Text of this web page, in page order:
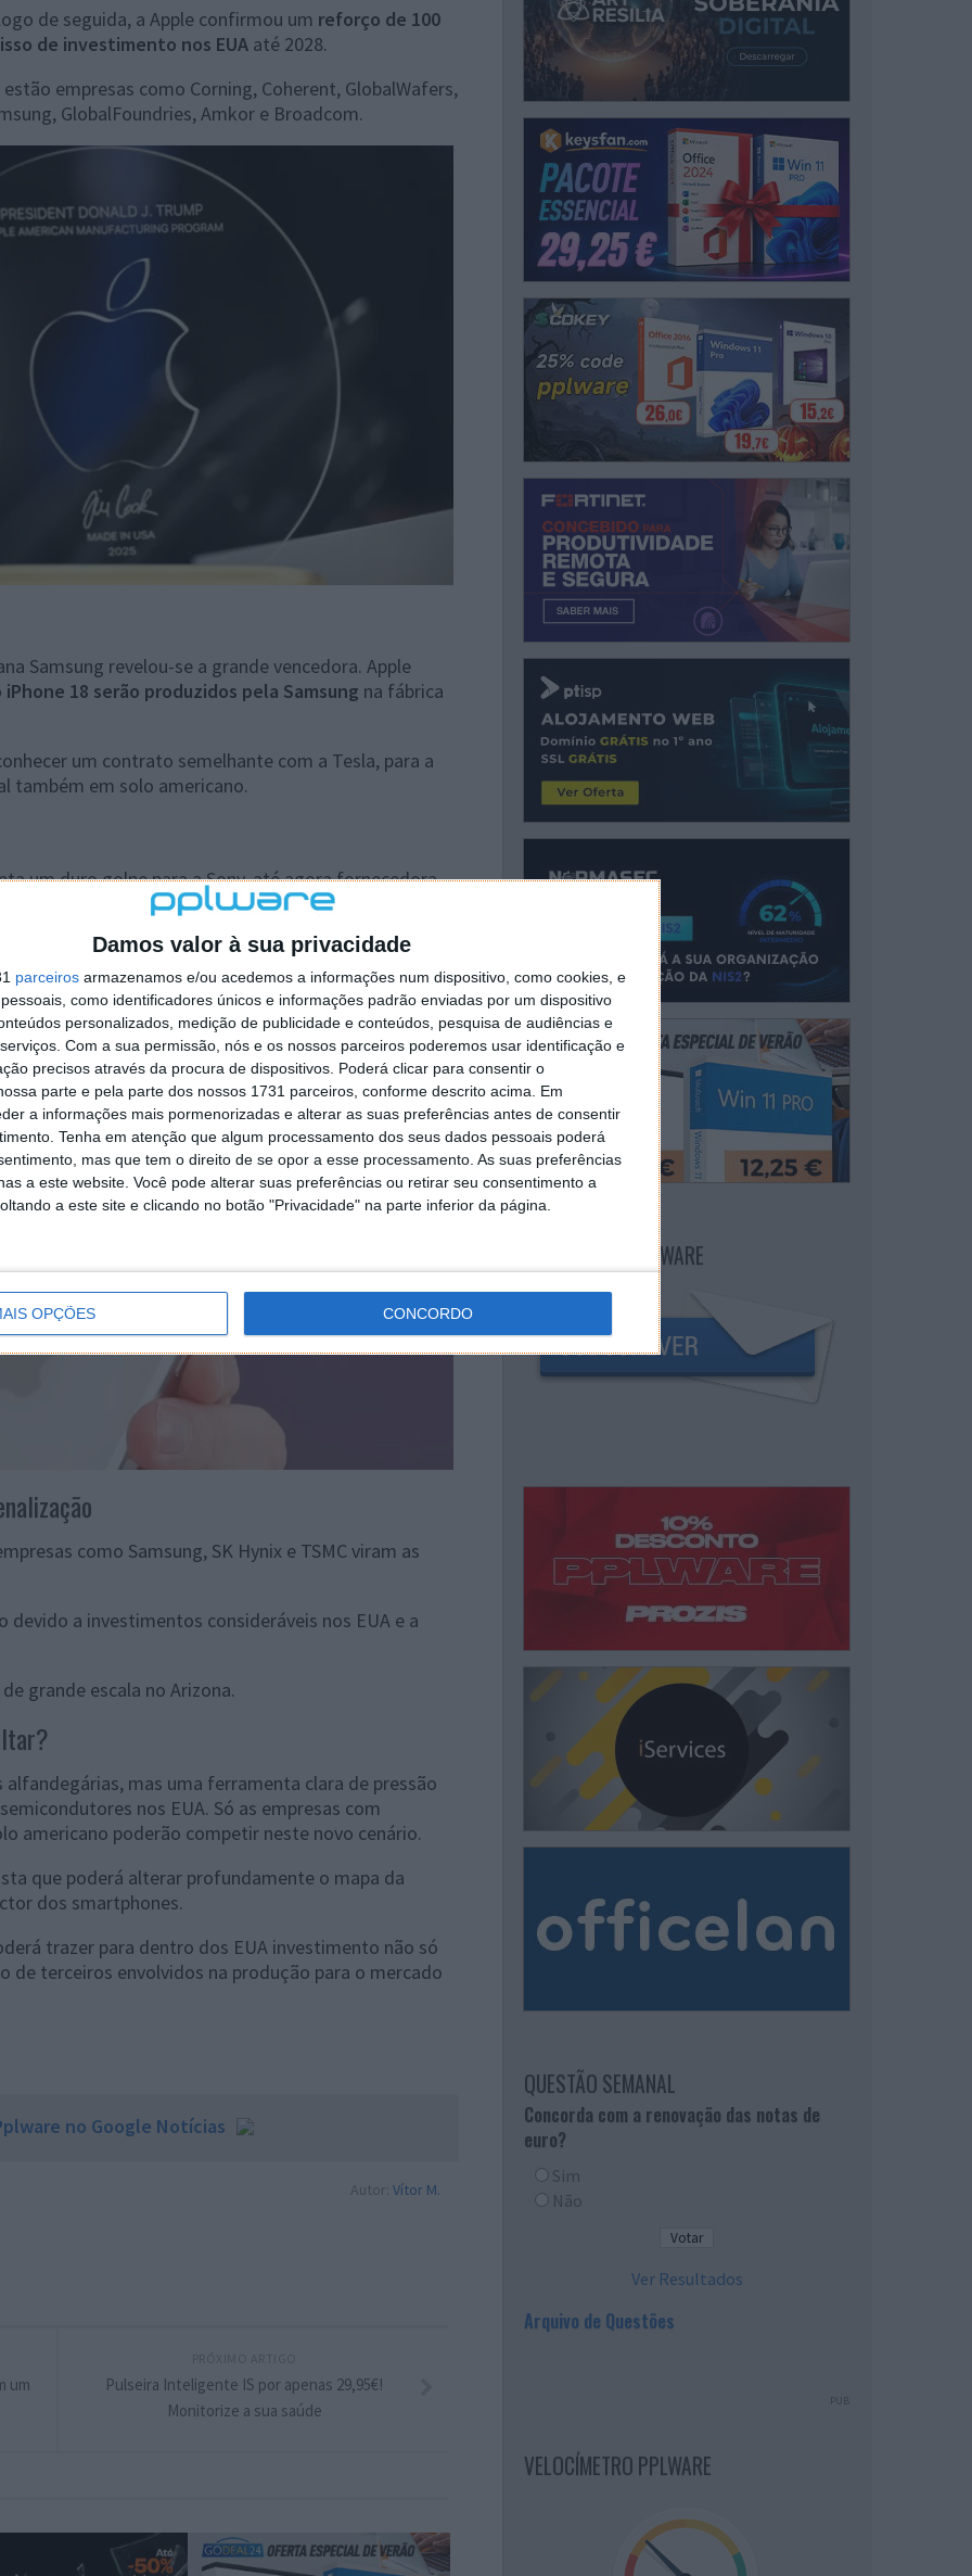
Damos valor à sua privacidade
parceiros armazenamos e/ou acedemos a informações num dispositivo, como cookies, e
como identificadores únicos e informações padrão enviadas por um dispositivo
personalizados, medição de publicidade e conteúdos, pesquisa de audiências e
Com a sua permissão, nós e os nossos parceiros poderemos usar identificação e
precisos através da procura de dispositivos. Poderá clicar para consentir o
parte e pela parte dos nossos 1731 parceiros, conforme descrito acima. Em
a informações mais pormenorizadas e alterar as suas preferências antes de consentir
Tenha em atenção que algum processamento dos seus dados pessoais poderá
mas que tem o direito de se opor a esse processamento. As suas preferências
a este website. Você pode alterar suas preferências ou retirar seu consentimento a
a este site e clicando no botão "Privacidade" na parte inferior da página.
OPÇÕES CONCORDO
de seguida, a Apple confirmou um reforço de 100
de investimento nos EUA até 2028.
empresas como Corning, Coherent, GlobalWafers,
GlobalFoundries, Amkor e Broadcom.
Samsung revelou-se a grande vencedora. Apple
18 serão produzidos pela Samsung na fábrica
um contrato semelhante com a Tesla, para a
também em solo americano.
um duro golpe para a Sony, até agora fornecedora
A razão é estratégica: a Sony não tem fábricas nos
de políticas protecionistas.
acentuadas nas ações de empresas japonesas
como Samsung, SK Hynix e TSMC viram as
devido a investimentos consideráveis nos EUA e a
grande escala no Arizona.
mas uma ferramenta clara de pressão
nos EUA. Só as empresas com
americano poderão competir neste novo cenário.
que poderá alterar profundamente o mapa da
dos smartphones.
trazer para dentro dos EUA investimento não só
de terceiros envolvidos na produção para o mercado
no Google Notícias
Autor: Vítor M.
Pulseira Inteligente IS por apenas 29,95€!
Monitorize a sua saúde
um
NEWSLETTER PPLWARE
QUESTÃO SEMANAL
Concorda com a renovação das notas de
euro?
Sim
Não
Ver Resultados
Arquivo de Questões
PUB
VELOCÍMETRO PPLWARE